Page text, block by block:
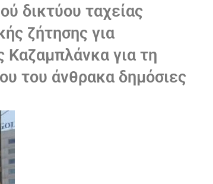
δικτύου ταχείας
ζήτησης για
Καζαμπλάνκα για τη
του άνθρακα δημόσιες